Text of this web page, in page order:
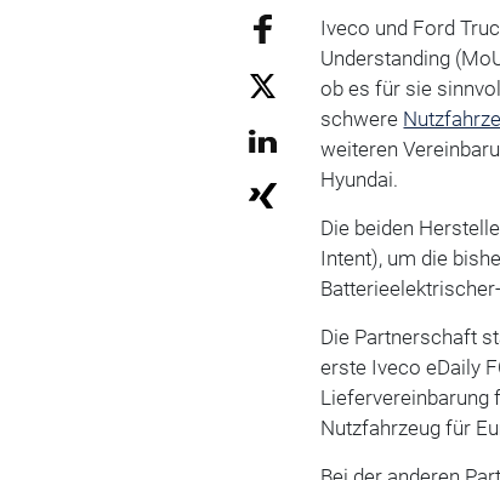
Iveco und Ford
Understanding
ob es für sie
schwere
weiteren
Hyundai.
Die beiden
Intent), um die
Die Partnerschaft
erste Iveco eDaily
Liefervereinbarung
Nutzfahrzeug für